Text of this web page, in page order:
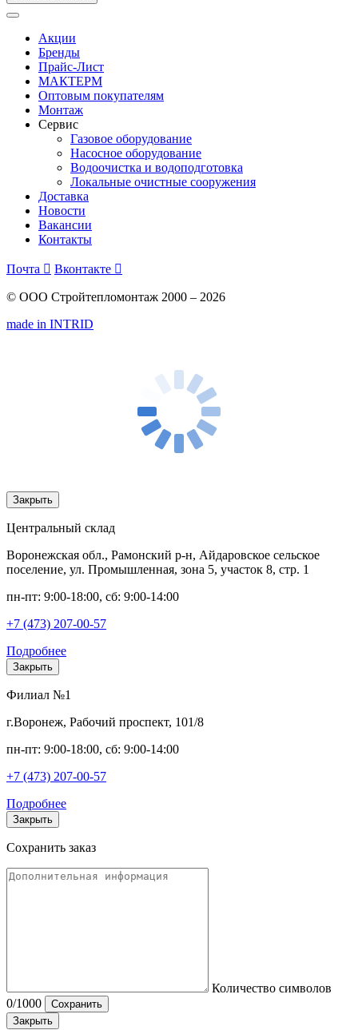
Акции
Бренды
Прайс-Лист
МАКТЕРМ
Оптовым покупателям
Монтаж
Сервис
Газовое оборудование
Насосное оборудование
Водоочистка и водоподготовка
Локальные очистные сооружения
Доставка
Новости
Вакансии
Контакты
Почта  Вконтакте 
© ООО Стройтепломонтаж 2000 – 2026
made in INTRID
Закрыть
Центральный склад
Воронежская обл., Рамонский р-н, Айдаровское сельское
поселение, ул. Промышленная, зона 5, участок 8, стр. 1
пн-пт: 9:00-18:00, сб: 9:00-14:00
+7 (473) 207-00-57
Подробнее
Закрыть
Филиал №1
г.Воронеж, Рабочий проспект, 101/8
пн-пт: 9:00-18:00, сб: 9:00-14:00
+7 (473) 207-00-57
Подробнее
Закрыть
Сохранить заказ
Количество символов
0/1000
Сохранить
Закрыть